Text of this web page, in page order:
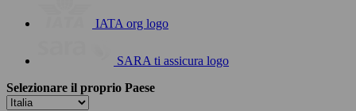
IATA org logo
SARA ti assicura logo
Selezionare il proprio Paese